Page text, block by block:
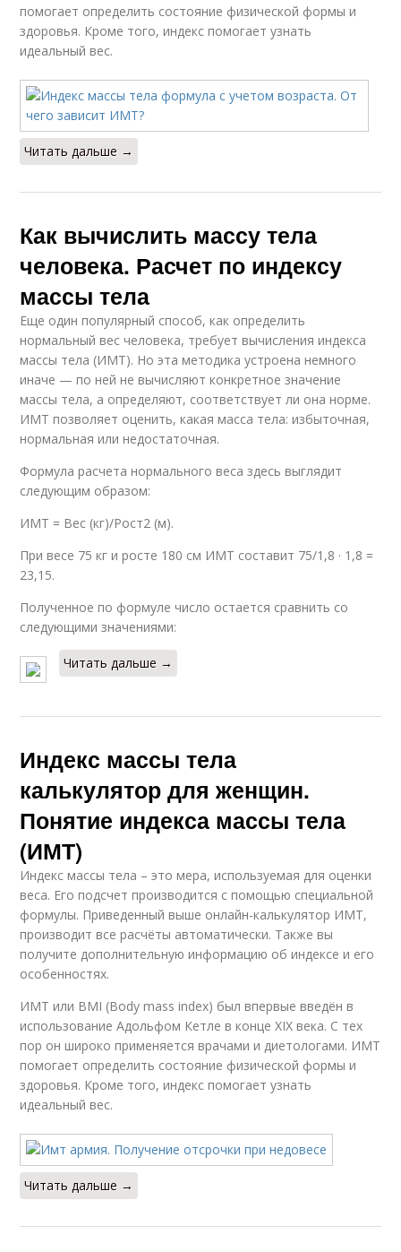
помогает определить состояние физической формы и
здоровья. Кроме того, индекс помогает узнать
идеальный вес.
Читать дальше →
Как вычислить массу тела
человека. Расчет по индексу
массы тела
Еще один популярный способ, как определить
нормальный вес человека, требует вычисления индекса
массы тела (ИМТ). Но эта методика устроена немного
иначе — по ней не вычисляют конкретное значение
массы тела, а определяют, соответствует ли она норме.
ИМТ позволяет оценить, какая масса тела: избыточная,
нормальная или недостаточная.
Формула расчета нормального веса здесь выглядит
следующим образом:
ИМТ = Вес (кг)/Рост2 (м).
При весе 75 кг и росте 180 см ИМТ составит 75/1,8 · 1,8 =
23,15.
Полученное по формуле число остается сравнить со
следующими значениями:
Читать дальше →
Индекс массы тела
калькулятор для женщин.
Понятие индекса массы тела
(ИМТ)
Индекс массы тела – это мера, используемая для оценки
веса. Его подсчет производится с помощью специальной
формулы. Приведенный выше онлайн-калькулятор ИМТ,
производит все расчёты автоматически. Также вы
получите дополнительную информацию об индексе и его
особенностях.
ИМТ или BMI (Body mass index) был впервые введён в
использование Адольфом Кетле в конце XIX века. С тех
пор он широко применяется врачами и диетологами. ИМТ
помогает определить состояние физической формы и
здоровья. Кроме того, индекс помогает узнать
идеальный вес.
Читать дальше →